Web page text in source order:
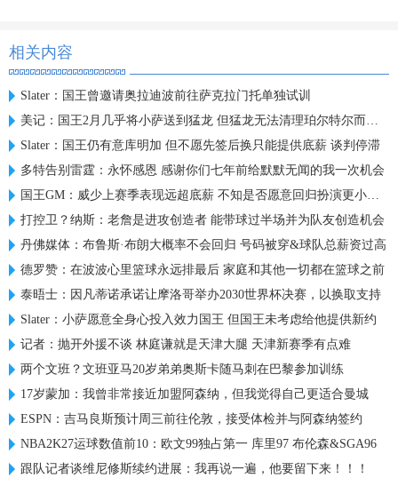
相关内容
Slater：国王曾邀请奥拉迪波前往萨克拉门托单独试训
美记：国王2月几乎将小萨送到猛龙 但猛龙无法清理珀尔特尔而告吹
Slater：国王仍有意库明加 但不愿先签后换只能提供底薪 谈判停滞
多特告别雷霆：永怀感恩 感谢你们七年前给默默无闻的我一次机会
国王GM：威少上赛季表现远超底薪 不知是否愿意回归扮演更小角色
打控卫？纳斯：老詹是进攻创造者 能带球过半场并为队友创造机会
丹佛媒体：布鲁斯·布朗大概率不会回归 号码被穿&球队总薪资过高
德罗赞：在波波心里篮球永远排最后 家庭和其他一切都在篮球之前
泰晤士：因凡蒂诺承诺让摩洛哥举办2030世界杯决赛，以换取支持
Slater：小萨愿意全身心投入效力国王 但国王未考虑给他提供新约
记者：抛开外援不谈 林庭谦就是天津大腿 天津新赛季有点难
两个文班？文班亚马20岁弟弟奥斯卡随马刺在巴黎参加训练
17岁蒙加：我曾非常接近加盟阿森纳，但我觉得自己更适合曼城
ESPN：吉马良斯预计周三前往伦敦，接受体检并与阿森纳签约
NBA2K27运球数值前10：欧文99独占第一 库里97 布伦森&SGA96
跟队记者谈维尼修斯续约进展：我再说一遍，他要留下来！！！